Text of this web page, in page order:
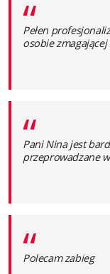
“
Pełen
osobie zmagającej
“
Pani Nina jest
przeprowadzane
“
Polecam zabieg